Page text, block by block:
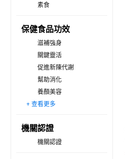
素食
保健食品功效
滋補強身
關鍵靈活
促進新陳代謝
幫助消化
養顏美容
維持正常生理
產前營養補給
其他
+ 查看更多
機關認證
機關認證